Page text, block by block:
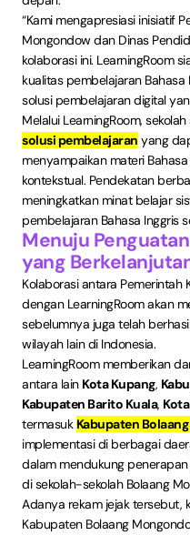
“Kami mengapresiasi inisiatif
Mongondow dan Dinas
kolaborasi ini. LearningRoom
kualitas pembelajaran
solusi pembelajaran digital
Melalui LearningRoom,
solusi pembelajaran yang
menyampaikan materi
kontekstual. Pendekatan
meningkatkan minat belajar
pembelajaran Bahasa Inggris
Menuju
yang
Kolaborasi antara
dengan LearningRoom akan
sebelumnya juga telah
wilayah lain di Indonesia.
LearningRoom memberikan
antara lain Kota Kupang,
Kabupaten Barito Kuala,
termasuk Kabupaten
implementasi di berbagai
dalam mendukung
di sekolah-sekolah Bolaang
Adanya rekam jejak tersebut,
Kabupaten Bolaang